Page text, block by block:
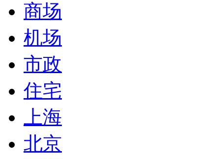
商场
机场
市政
住宅
上海
北京